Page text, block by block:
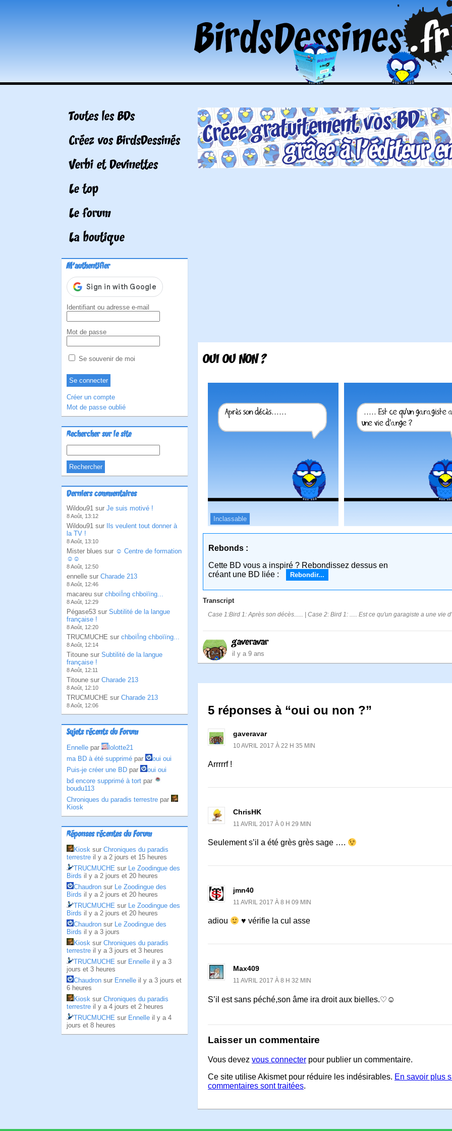
Toutes les BDs
Créez vos BirdsDessinés
Verbi et Devinettes
Le top
Le forum
La boutique
M'authentifier
Identifiant ou adresse e-mail
Mot de passe
Se souvenir de moi
Créer un compte
Mot de passe oublié
Rechercher sur le site
Derniers commentaires
Wildou91 sur Je suis motivé !
8 Août, 13:12
Wildou91 sur
Ils veulent tout donner à
la TV !
8 Août, 13:10
Mister blues sur ☺ Centre de formation
☺☺
8 Août, 12:50
ennelle sur Charade 213
8 Août, 12:46
macareu sur chboïÏng chboïïng...
8 Août, 12:29
Pégase53 sur Subtilité de la langue
française !
8 Août, 12:20
TRUCMUCHE sur chboïÏng chboïïng...
8 Août, 12:14
Titoune sur Subtilité de la langue
française !
8 Août, 12:11
Titoune sur Charade 213
8 Août, 12:10
TRUCMUCHE sur Charade 213
8 Août, 12:06
Sujets récents du Forum
Ennelle par
lolotte21
ma BD à été supprimé par
oui oui
Puis-je créer une BD par
oui oui
bd encore supprimé à tort par
boudu113
Chroniques du paradis terrestre par
Kiosk
Réponses récentes du Forum
Kiosk sur Chroniques du paradis
terrestre il y a 2 jours et 15 heures
TRUCMUCHE sur Le Zoodingue des
Birds il y a 2 jours et 20 heures
Chaudron sur Le Zoodingue des
Birds il y a 2 jours et 20 heures
TRUCMUCHE sur Le Zoodingue des
Birds il y a 2 jours et 20 heures
Chaudron sur Le Zoodingue des
Birds il y a 3 jours
Kiosk sur Chroniques du paradis
terrestre il y a 3 jours et 3 heures
TRUCMUCHE sur Ennelle il y a 3
jours et 3 heures
Chaudron sur Ennelle il y a 3 jours et
6 heures
Kiosk sur Chroniques du paradis
terrestre il y a 4 jours et 2 heures
TRUCMUCHE sur Ennelle il y a 4
jours et 8 heures
OUI OU NON ?
Inclassable
Rebonds :
Cette BD vous a inspiré ? Rebondissez dessus en
créant une BD liée :
Rebondir...
Transcript
Case 1:Bird 1: Après son décès...... | Case 2: Bird 1: ..... Est ce qu'un garagiste a une vie
gaveravar
il y a 9 ans
5 réponses à “oui ou non ?”
gaveravar
10 AVRIL 2017 À 22 H 35 MIN
Arrrrrf !
ChrisHK
11 AVRIL 2017 À 0 H 29 MIN
Seulement s’il a été grès grès sage ….
jmn40
11 AVRIL 2017 À 8 H 09 MIN
adiou ♥ vérifie la cul asse
Max409
11 AVRIL 2017 À 8 H 32 MIN
S’il est sans péché,son âme ira droit aux bielles.♡☺
Laisser un commentaire
Vous devez vous connecter pour publier un commentaire.
Ce site utilise Akismet pour réduire les indésirables. En savoir plus
commentaires sont traitées.